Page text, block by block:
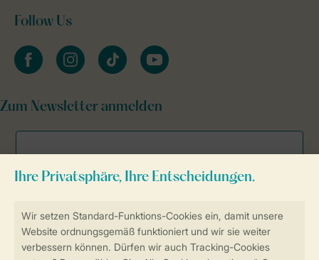
Sicher und schnell zur Online-Buchung
Follow Us
facebookinstagramtiktok youtube
Zum Newsletter anmelden